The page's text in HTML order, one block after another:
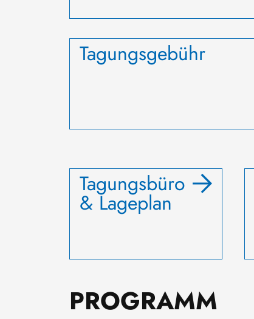
Tagungsgebühr
Tagungsbüro
& Lageplan
PROGRAMM